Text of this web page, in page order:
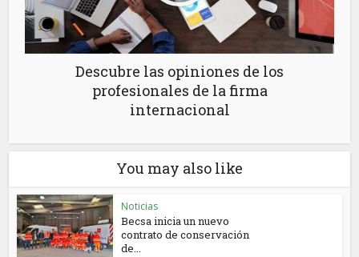
Descubre las opiniones de los
profesionales de la firma
internacional
You may also like
Noticias
Becsa inicia un nuevo
contrato de conservación
de...